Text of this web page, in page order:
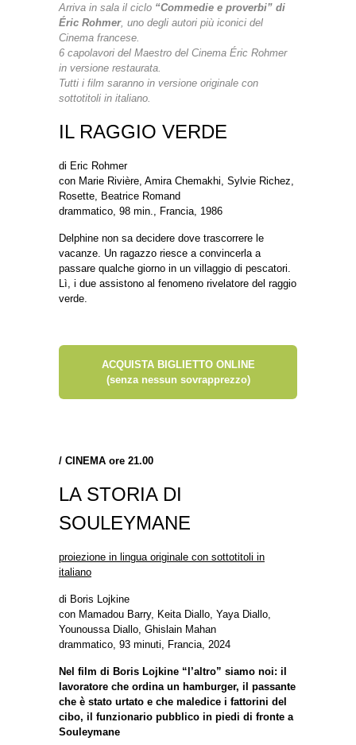
Arriva in sala il ciclo “Commedie e proverbi” di
Éric Rohmer, uno degli autori più iconici del
Cinema francese.
6 capolavori del Maestro del Cinema Éric Rohmer
in versione restaurata.
Tutti i film saranno in versione originale con
sottotitoli in italiano.
IL RAGGIO VERDE
di Eric Rohmer
con Marie Rivière, Amira Chemakhi, Sylvie Richez,
Rosette, Beatrice Romand
drammatico, 98 min., Francia, 1986
Delphine non sa decidere dove trascorrere le
vacanze. Un ragazzo riesce a convincerla a
passare qualche giorno in un villaggio di pescatori.
Lì, i due assistono al fenomeno rivelatore del raggio
verde.
ACQUISTA BIGLIETTO ONLINE
(senza nessun sovrapprezzo)
/ CINEMA ore 21.00
LA STORIA DI
SOULEYMANE
proiezione in lingua originale con sottotitoli in
italiano
di Boris Lojkine
con Mamadou Barry, Keita Diallo, Yaya Diallo,
Younoussa Diallo, Ghislain Mahan
drammatico, 93 minuti, Francia, 2024
Nel film di Boris Lojkine “l’altro” siamo noi: il
lavoratore che ordina un hamburger, il passante
che è stato urtato e che maledice i fattorini del
cibo, il funzionario pubblico in piedi di fronte a
Souleymane